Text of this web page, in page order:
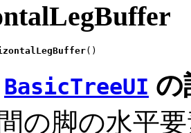
()
BasicTreeUI の
の脚の水平